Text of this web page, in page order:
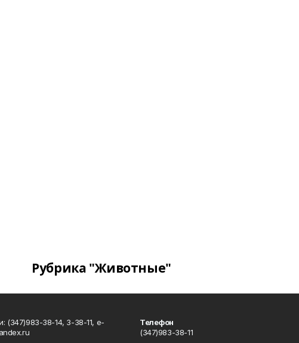
Рубрика "Животные"
(347)983-38-14, 3-38-11, e-
Телефон
(347)983-38-11